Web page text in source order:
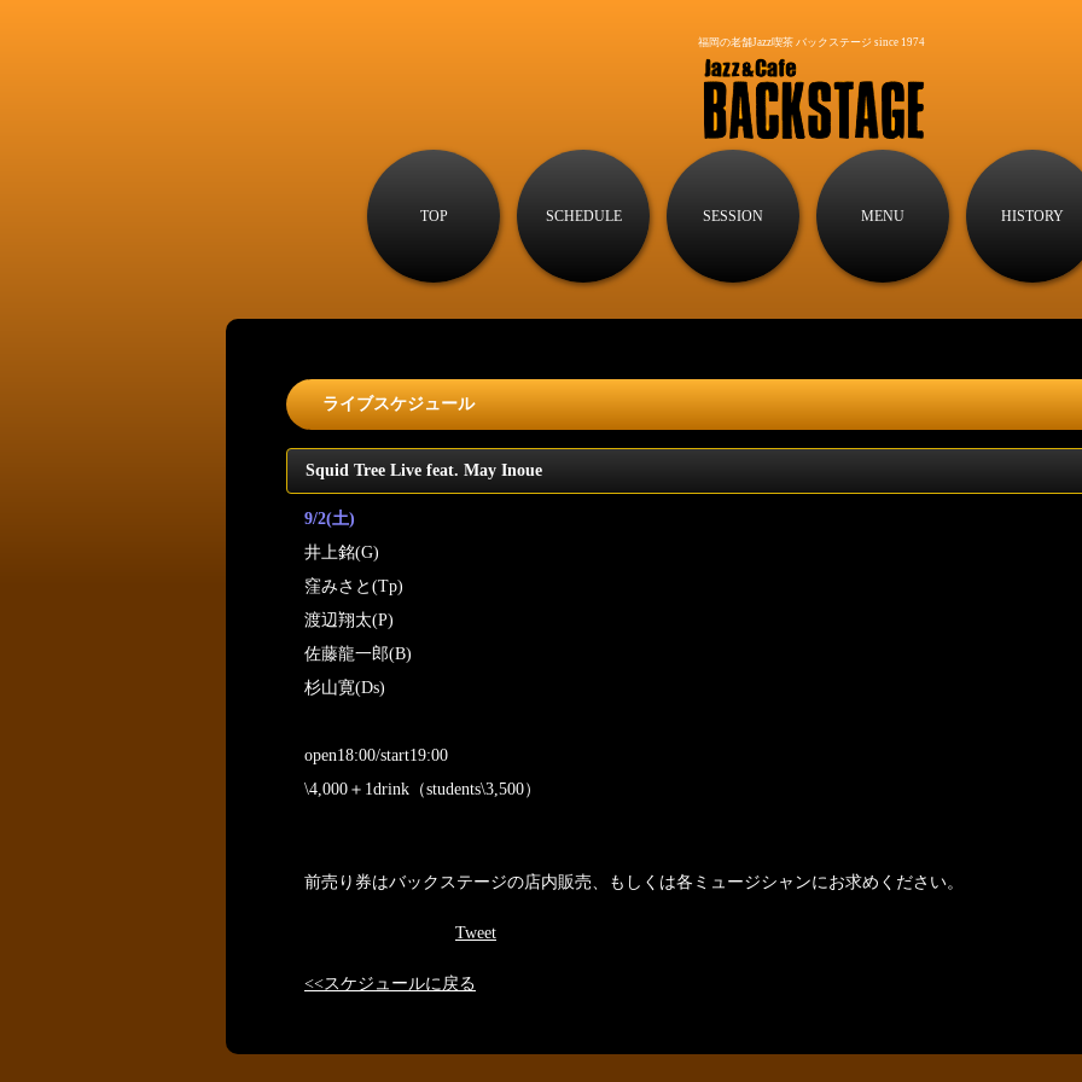
福岡の老舗Jazz喫茶 バックステージ since 1974
TOP SCHEDULE SESSION MENU HISTORY
ライブスケジュール
Squid Tree Live feat. May Inoue
9/2(土)
井上銘(G)
窪みさと(Tp)
渡辺翔太(P)
佐藤龍一郎(B)
杉山寛(Ds)
open18:00/start19:00
\4,000＋1drink（students\3,500）
前売り券はバックステージの店内販売、もしくは各ミュージシャンにお求めください。
Tweet
<<スケジュールに戻る